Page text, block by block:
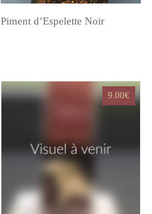
Piment d’Espelette Noir
9.00€